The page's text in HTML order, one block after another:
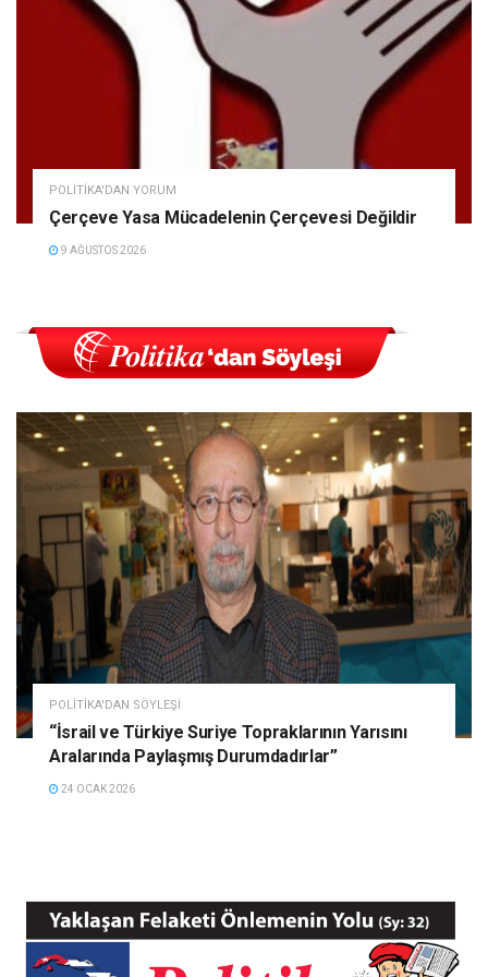
POLITIKA'DAN YORUM
Çerçeve Yasa Mücadelenin Çerçevesi Değildir
9 AĞUSTOS 2026
POLITIKA'DAN SÖYLEŞI
“İsrail ve Türkiye Suriye Topraklarının Yarısını
Aralarında Paylaşmış Durumdadırlar”
24 OCAK 2026